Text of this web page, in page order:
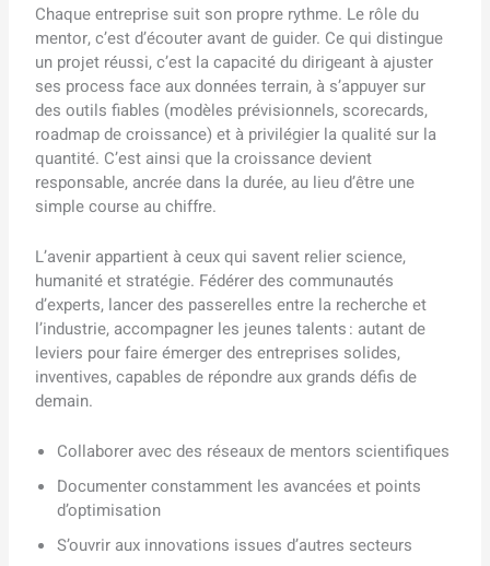
Chaque entreprise suit son propre rythme. Le rôle du
mentor, c’est d’écouter avant de guider. Ce qui distingue
un projet réussi, c’est la capacité du dirigeant à ajuster
ses process face aux données terrain, à s’appuyer sur
des outils fiables (modèles prévisionnels, scorecards,
roadmap de croissance) et à privilégier la qualité sur la
quantité. C’est ainsi que la croissance devient
responsable, ancrée dans la durée, au lieu d’être une
simple course au chiffre.
L’avenir appartient à ceux qui savent relier science,
humanité et stratégie. Fédérer des communautés
d’experts, lancer des passerelles entre la recherche et
l’industrie, accompagner les jeunes talents : autant de
leviers pour faire émerger des entreprises solides,
inventives, capables de répondre aux grands défis de
demain.
Collaborer avec des réseaux de mentors scientifiques
Documenter constamment les avancées et points
d’optimisation
S’ouvrir aux innovations issues d’autres secteurs